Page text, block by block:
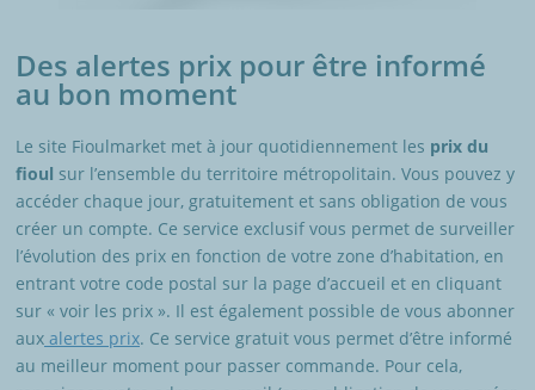
Des alertes prix pour être informé
au bon moment
Le site Fioulmarket met à jour quotidiennement les prix du
fioul sur l’ensemble du territoire métropolitain. Vous pouvez y
accéder chaque jour, gratuitement et sans obligation de vous
créer un compte. Ce service exclusif vous permet de surveiller
l’évolution des prix en fonction de votre zone d’habitation, en
entrant votre code postal sur la page d’accueil et en cliquant
sur « voir les prix ». Il est également possible de vous abonner
aux alertes prix. Ce service gratuit vous permet d’être informé
au meilleur moment pour passer commande. Pour cela,